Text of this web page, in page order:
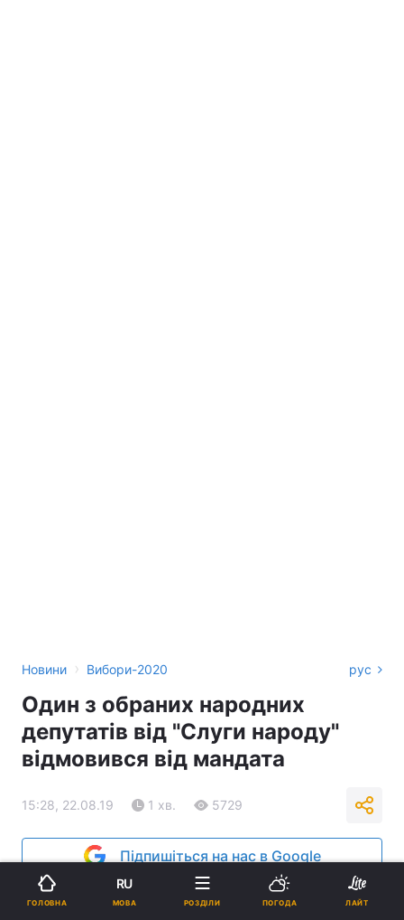
Новини › Вибори-2020 рус
Один з обраних народних
депутатів від "Слуги народу"
відмовився від мандата
15:28, 22.08.19 1 хв. 5729
Підпишіться на нас в Google
ГОЛОВНА
RU
МОВА РОЗДІЛИ ПОГОДА ЛАЙТ